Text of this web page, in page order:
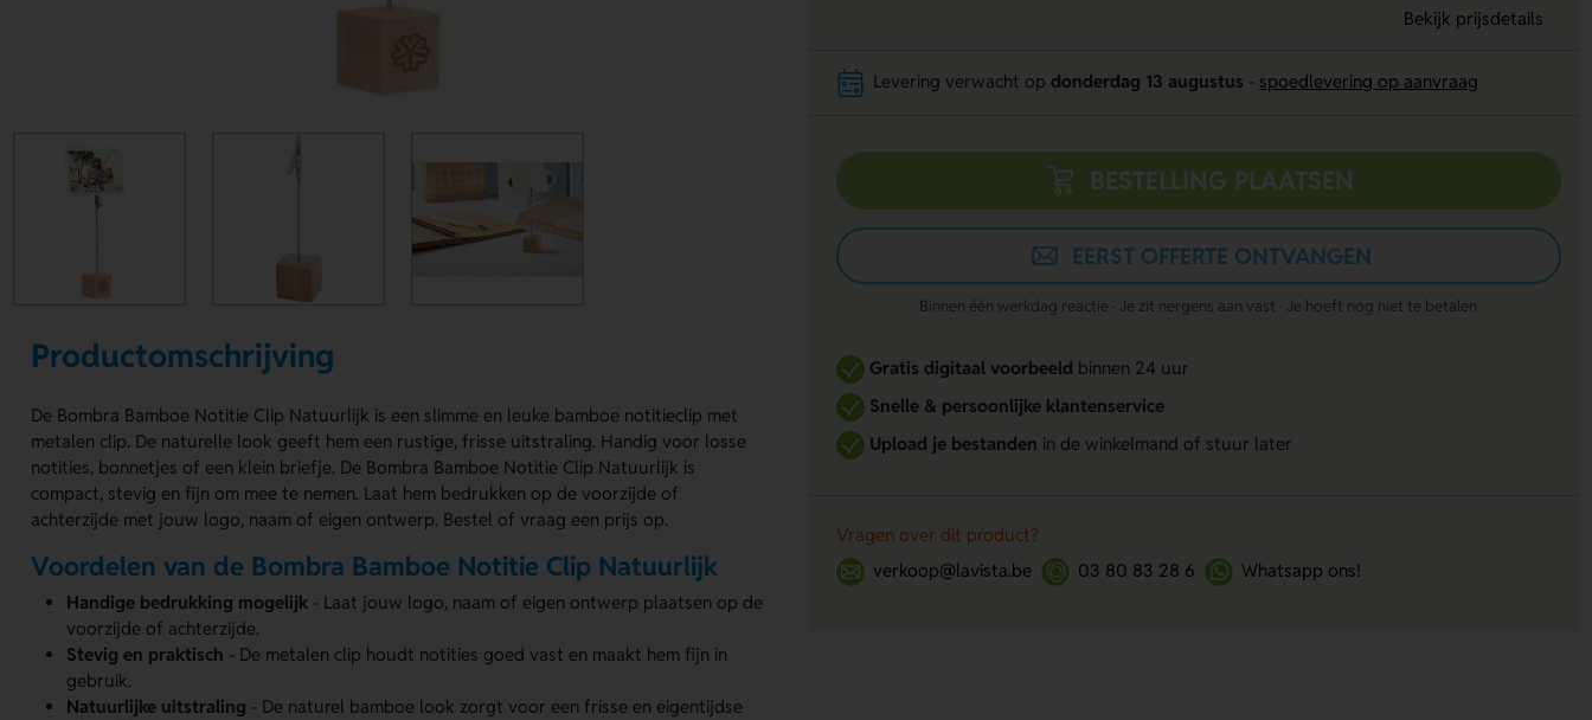
Productomschrijving
De Bombra Bamboe Notitie Clip Natuurlijk is een slimme en leuke bamboe notitieclip met
metalen clip. De naturelle look geeft hem een rustige, frisse uitstraling. Handig voor losse
notities, bonnetjes of een klein briefje. De Bombra Bamboe Notitie Clip Natuurlijk is
compact, stevig en fijn om mee te nemen. Laat hem bedrukken op de voorzijde of
achterzijde met jouw logo, naam of eigen ontwerp. Bestel of vraag een prijs op.
Voordelen van de Bombra Bamboe Notitie Clip Natuurlijk
Handige bedrukking mogelijk - Laat jouw logo, naam of eigen ontwerp plaatsen op de
voorzijde of achterzijde.
Stevig en praktisch - De metalen clip houdt notities goed vast en maakt hem fijn in
gebruik.
Natuurlijke uitstraling - De naturel bamboe look zorgt voor een frisse en eigentijdse
Bekijk prijsdetails
Levering verwacht op donderdag 13 augustus spoedlevering op aanvraag
BESTELLING PLAATSEN
EERST OFFERTE ONTVANGEN
Binnen één werkdag reactie · Je zit nergens aan vast · Je hoeft nog niet te betalen
Gratis digitaal voorbeeld binnen 24 uur
Snelle & persoonlijke klantenservice
Upload je bestanden in de winkelmand of stuur later
Vragen over dit product?
verkoop@lavista.be
03 80 83 28 6 Whatsapp ons!